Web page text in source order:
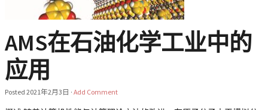
AMS在石油化学工业中的
应用
Posted 2021年2月3日 · Add Comment